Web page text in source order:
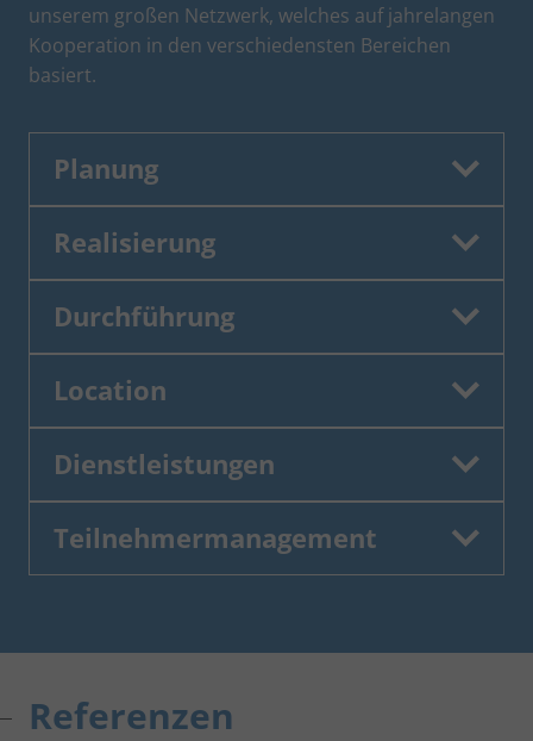
unserem großen Netzwerk, welches auf jahrelangen
Kooperation in den verschiedensten Bereichen
basiert.
Planung
Realisierung
Durchführung
Location
Dienstleistungen
Teilnehmermanagement
Referenzen